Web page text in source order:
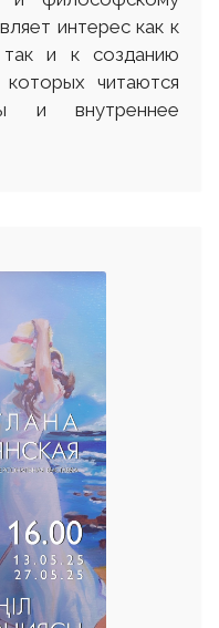
интерес как к
и к созданию
читаются
и внутреннее